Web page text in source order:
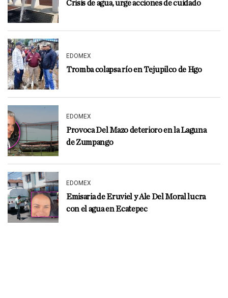
Crisis de agua, urge acciones de cuidado
EDOMEX
Tromba colapsa río en Tejupilco de Hgo
EDOMEX
Provoca Del Mazo deterioro en la Laguna
de Zumpango
EDOMEX
Emisaria de Eruviel y Ale Del Moral lucra
con el agua en Ecatepec